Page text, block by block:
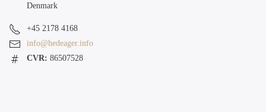
Denmark
+45 2178 4168
info@hedeager.info
CVR: 86507528